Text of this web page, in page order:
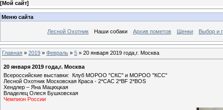
[Мой сайт]
Меню сайта
Лесной Охотник Наши собаки Архив пометов Щенки Выбор и
Главная » 2019 » Февраль » 5 » 20 января 2019 года,г. Москва
20 января 2019 года,г. Москва
Всероссийские выставки: Клуб МОРОО "СКС" и МОРОО "КСС"
Лесной Охотник Московская Краса - 2*САС 2*BF 2*BOS
Хендлер – Яна Мацюцкая
Владелец Олеся Бушковская
Чемпион России